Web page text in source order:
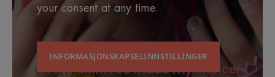
your consent at any time.
INFORMASJONSKAPSELINNSTILLINGER